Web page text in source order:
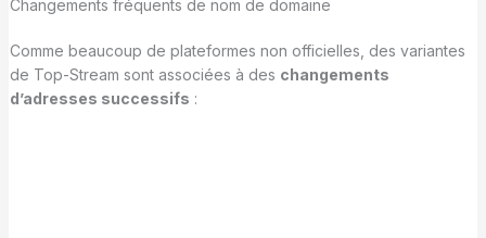
Changements fréquents de nom de domaine
Comme beaucoup de plateformes non officielles, des variantes
de Top-Stream sont associées à des changements
d’adresses successifs :